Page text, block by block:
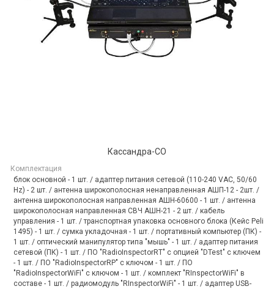
Кассандра-СО
Комплектация
блок основной - 1 шт. / адаптер питания сетевой (110-240 VAC, 50/60
Hz) - 2 шт. / антенна широкополосная ненаправленная АШП-12 - 2шт. /
антенна широкополосная направленная АШН-60600 - 1 шт. / антенна
широкополосная направленная СВЧ АШН-21 - 2 шт. / кабель
управления - 1 шт. / транспортная упаковка основного блока (Кейс Peli
1495) - 1 шт. / сумка укладочная - 1 шт. / портативный компьютер (ПК) -
1 шт. / оптический манипулятор типа "мышь" - 1 шт. / адаптер питания
сетевой (ПК) - 1 шт. / ПО "RadioInspectorRT" с опцией "DTest" с ключем
- 1 шт. / ПО "RadioInspectorRP" с ключом - 1 шт. / ПО
"RadioInspectorWiFi" с ключом - 1 шт. / комплект "RInspectorWiFi" в
составе - 1 шт. / радиомодуль "RInspectorWiFi" - 1 шт. / адаптер USB-